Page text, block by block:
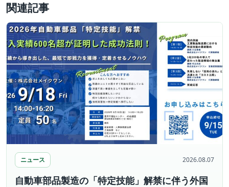
関連記事
ニュース 2026.08.07
自動車部品製造の「特定技能」解禁に伴う外国